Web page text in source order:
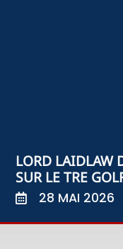
LORD LAIDLAW
SUR LE TRE
28 MAI 2026